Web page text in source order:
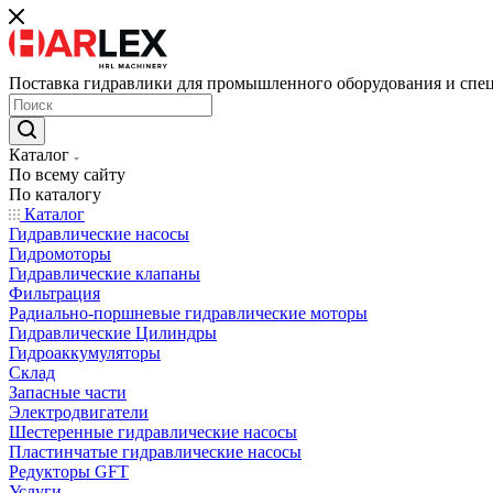
Поставка гидравлики для промышленного оборудования и
Каталог
По всему сайту
По каталогу
Каталог
Гидравлические насосы
Гидромоторы
Гидравлические клапаны
Фильтрация
Радиально-поршневые гидравлические моторы
Гидравлические Цилиндры
Гидроаккумуляторы
Склад
Запасные части
Электродвигатели
Шестеренные гидравлические насосы
Пластинчатые гидравлические насосы
Редукторы GFT